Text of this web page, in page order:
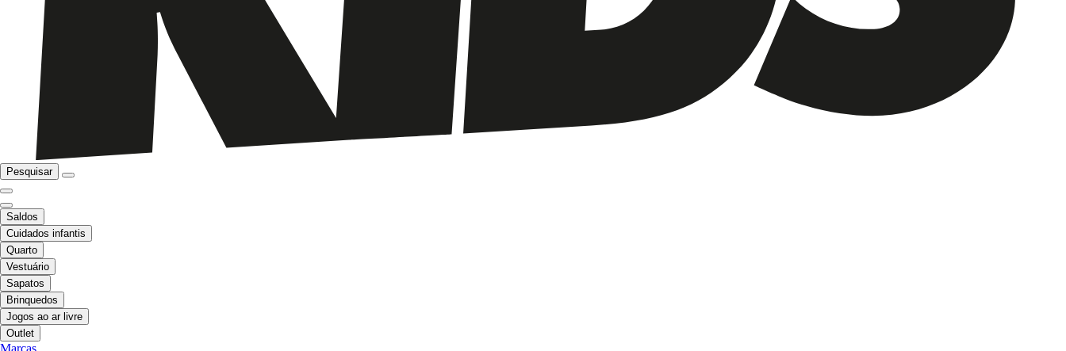
Pesquisar
Saldos
Cuidados infantis
Quarto
Vestuário
Sapatos
Brinquedos
Jogos ao ar livre
Outlet
Marcas